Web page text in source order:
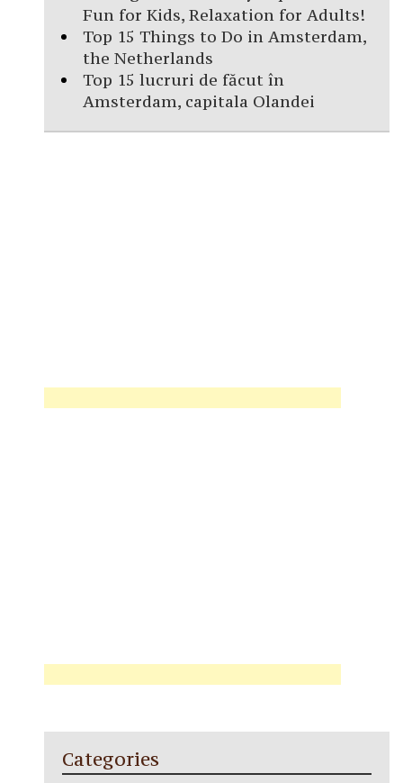
Fun for Kids, Relaxation for Adults!
Top 15 Things to Do in Amsterdam,
the Netherlands
Top 15 lucruri de făcut în
Amsterdam, capitala Olandei
Categories